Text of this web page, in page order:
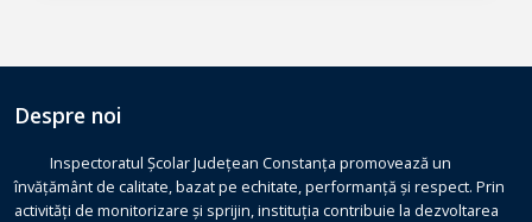
Despre noi
Inspectoratul Școlar Județean Constanța promovează un
învățământ de calitate, bazat pe echitate, performanță și respect. Prin
activități de monitorizare și sprijin, instituția contribuie la dezvoltarea